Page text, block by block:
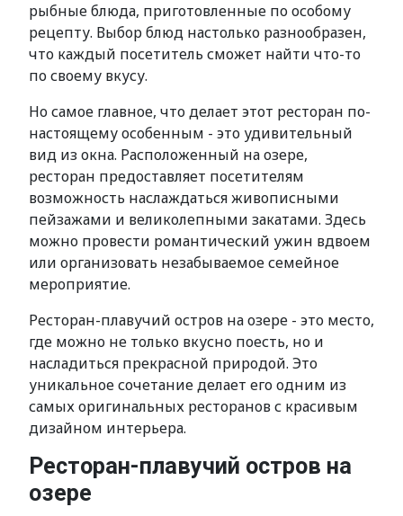
рыбные блюда, приготовленные по особому
рецепту. Выбор блюд настолько разнообразен,
что каждый посетитель сможет найти что-то
по своему вкусу.
Но самое главное, что делает этот ресторан по-
настоящему особенным - это удивительный
вид из окна. Расположенный на озере,
ресторан предоставляет посетителям
возможность наслаждаться живописными
пейзажами и великолепными закатами. Здесь
можно провести романтический ужин вдвоем
или организовать незабываемое семейное
мероприятие.
Ресторан-плавучий остров на озере - это место,
где можно не только вкусно поесть, но и
насладиться прекрасной природой. Это
уникальное сочетание делает его одним из
самых оригинальных ресторанов с красивым
дизайном интерьера.
Ресторан-плавучий остров на
озере